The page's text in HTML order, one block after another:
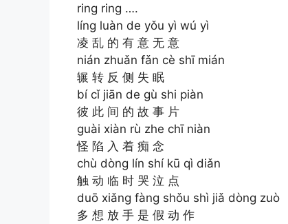
ring ring ….
líng luàn de yǒu yì wú yì
凌 乱 的 有 意 无 意
nián zhuǎn fǎn cè shī mián
辗 转 反 侧 失 眠
bí cǐ jiān de gù shi piàn
彼 此 间 的 故 事 片
guài xiàn rù zhe chī niàn
怪 陷 入 着 痴 念
chù dòng lín shí kū qì diǎn
触 动 临 时 哭 泣 点
duō xiǎng fàng shǒu shì jiǎ dòng zuò
多 想 放 手 是 假 动 作